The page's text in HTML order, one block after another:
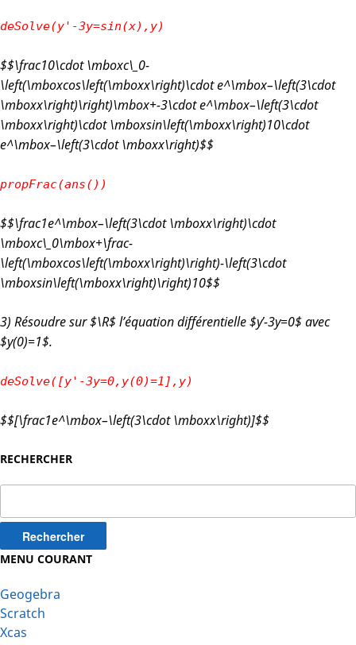
RECHERCHER
MENU COURANT
Geogebra
Scratch
Xcas
deSolve(y'-3y=sin(x),y)
$$\frac10\cdot \mboxc\_0-
\left(\mboxcos\left(\mboxx\right)\cdot e^\mbox–\left(3\cdot
\mboxx\right)\right)\mbox+-3\cdot e^\mbox–\left(3\cdot
\mboxx\right)\cdot \mboxsin\left(\mboxx\right)10\cdot
e^\mbox–\left(3\cdot \mboxx\right)$$
propFrac(ans())
$$\frac1e^\mbox–\left(3\cdot \mboxx\right)\cdot
\mboxc\_0\mbox+\frac-
\left(\mboxcos\left(\mboxx\right)\right)-\left(3\cdot
\mboxsin\left(\mboxx\right)\right)10$$
3) Résoudre sur $\R$ l’équation différentielle $y’-3y=0$ avec
$y(0)=1$.
deSolve([y'-3y=0,y(0)=1],y)
$$[\frac1e^\mbox–\left(3\cdot \mboxx\right)]$$